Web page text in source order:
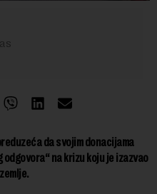
da svojim donacijama
na krizu koju je izazvao